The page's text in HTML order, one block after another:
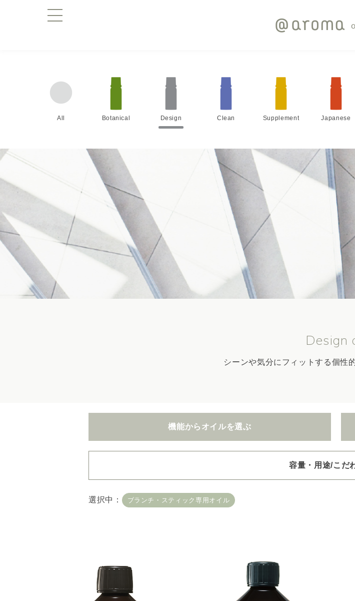
All Botanical Design Clean Supplement Japanese
Design
シーンや気分にフィットする個性
機能からオイルを選ぶ
容量・用途/こだ
用途・機能・種類 の項目ごとに選択肢からひとつずつ選択で
複数選択はできません。
※一つお選びください
選択中： ブランチ・スティック専用オイル